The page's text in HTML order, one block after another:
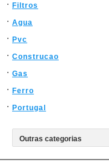
Filtros
Agua
Pvc
Construcao
Gas
Ferro
Portugal